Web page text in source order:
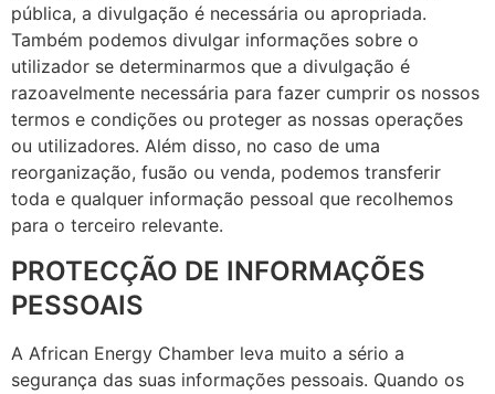
pública, a divulgação é necessária ou apropriada.
Também podemos divulgar informações sobre o
utilizador se determinarmos que a divulgação é
razoavelmente necessária para fazer cumprir os nossos
termos e condições ou proteger as nossas operações
ou utilizadores. Além disso, no caso de uma
reorganização, fusão ou venda, podemos transferir
toda e qualquer informação pessoal que recolhemos
para o terceiro relevante.
PROTECÇÃO DE INFORMAÇÕES
PESSOAIS
A African Energy Chamber leva muito a sério a
segurança das suas informações pessoais. Quando os